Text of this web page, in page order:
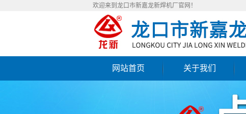
欢迎来到龙口市新嘉龙新焊机厂官网！
网站首页 关于我们
联系我们